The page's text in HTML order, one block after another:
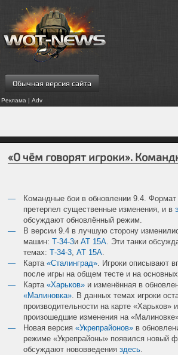
Обычная версия сайта
Реклама | Adv
«О чём говорят игроки».
Командные бои в обновлении 9.4.
претерпел существенные изменения, и в
обсуждают обновлённый режим.
В версии 9.4 в лучшую сторону
машин: Т-34-3и АТ 15А . Эти танки
темах: Т-34-3 АТ 15А
Карта «Сталинград» . Игроки описывают
после игры на общем тесте и на основных
Карта «Харьков» и изменённая в
«Малиновка» . В данных темах игроки
производительности на карте «Харьков»
произошедшие изменения на
Новая версия «Укрепрайонов» в
режиме «Укрепрайоны» появился новый
обсуждают нововведения здесь